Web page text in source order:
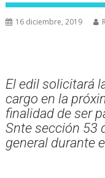
16 diciembre, 2019
El edil solicitará
cargo en la
finalidad de ser
Snte sección 53
general durante